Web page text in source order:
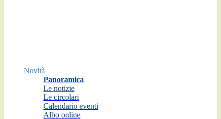
Novità
Panoramica
Le notizie
Le circolari
Calendario eventi
Albo online